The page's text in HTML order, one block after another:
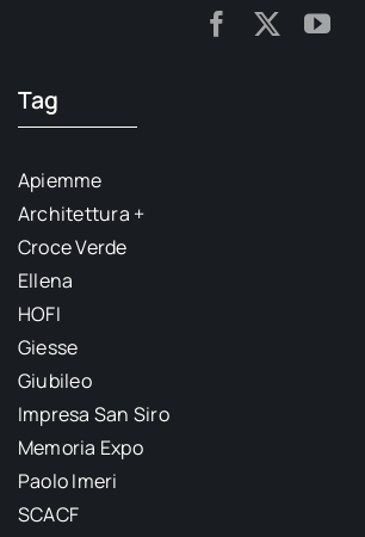
Tag
Apiemme
Architettura +
Croce Verde
Ellena
HOFI
Giesse
Giubileo
Impresa San Siro
Memoria Expo
Paolo Imeri
SCACF